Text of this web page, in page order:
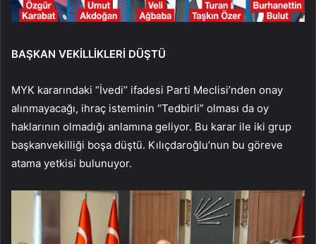
BAŞKAN VEKİLLİKLERİ DÜŞTÜ
MYK kararındaki “İvedi’’ ifadesi Parti Meclisi’nden onay
alınmayacağı, ihraç isteminin “Tedbirli” olması da oy
haklarının olmadığı anlamına geliyor. Bu karar ile iki grup
başkanvekilliği boşa düştü. Kılıçdaroğlu’nun bu göreve
atama yetkisi bulunuyor.